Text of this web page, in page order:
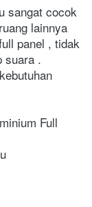
sangat cocok
lainnya
panel , tidak
suara .
Full